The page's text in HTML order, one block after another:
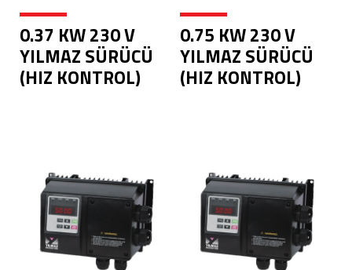
0.37 KW 230 V
YILMAZ SÜRÜCÜ
(HIZ KONTROL)
0.75 KW 230 V
YILMAZ SÜRÜCÜ
(HIZ KONTROL)